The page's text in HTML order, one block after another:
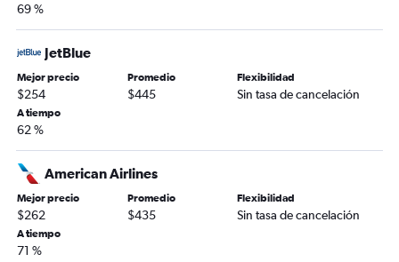
69 %
JetBlue
Mejor precio
$254
Promedio
$445
Flexibilidad
Sin tasa de cancelación
A tiempo
62 %
American Airlines
Mejor precio
$262
Promedio
$435
Flexibilidad
Sin tasa de cancelación
A tiempo
71 %